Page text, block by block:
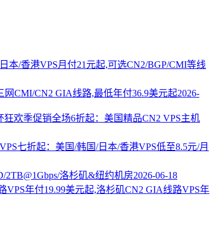
本/香港VPS月付21元起,可选CN2/BGP/CMI等线
CMI/CN2 GIA线路,最低年付36.9美元起2026-
狂欢季促销全场6折起：美国精品CN2 VPS主机
七折起：美国/韩国/日本/香港VPS低至8.5元/月
2TB@1Gbps/洛杉矶&纽约机房2026-06-18
VPS年付19.99美元起,洛杉矶CN2 GIA线路VPS年